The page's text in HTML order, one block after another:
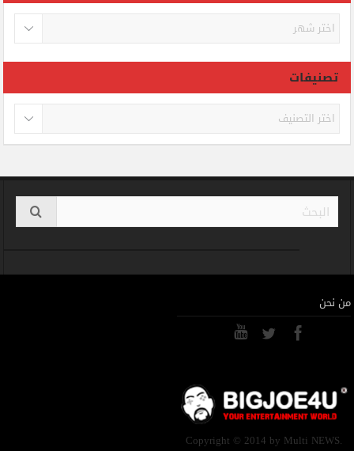
الأرشيف
تصنيفات
تصنيفات
من نحن
Copyright © 2014 by Multi NEWS.